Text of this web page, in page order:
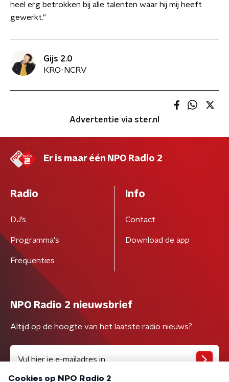
heel erg betrokken bij alle talenten waar hij mij heeft
gewerkt."
Gijs 2.0
KRO-NCRV
Advertentie via ster.nl
Er is maar één NPO Radio 2
Radio
DJ’s
Programma's
Frequenties
Info
Contact
Download de app
NPO Radio 2 nieuwsbrief
Altijd op de hoogte van het laatste radio nieuws?